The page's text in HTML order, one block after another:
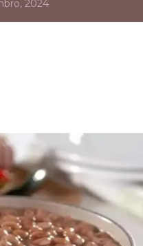
2024